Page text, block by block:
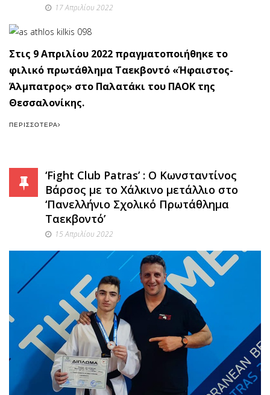
17 Απριλίου 2022
Στις 9 Απριλίου 2022 πραγματοποιήθηκε το
φιλικό πρωτάθλημα Ταεκβοντό «Ήφαιστος-
Άλμπατρος» στο Παλατάκι του ΠΑΟΚ της
Θεσσαλονίκης.
ΠΕΡΙΣΣΌΤΕΡΑ
‘Fight Club Patras’ : Ο Κωνσταντίνος
Βάρσος με το Χάλκινο μετάλλιο στο
‘Πανελλήνιο Σχολικό Πρωτάθλημα
Ταεκβοντό’
15 Απριλίου 2022